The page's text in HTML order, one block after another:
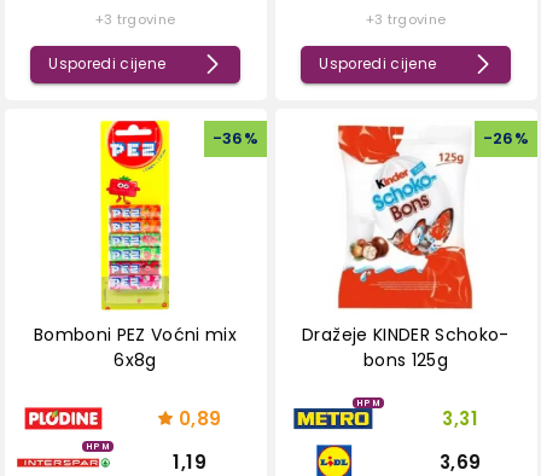
+3 trgovine
Usporedi cijene
+3 trgovine
Usporedi cijene
-36%
Bomboni PEZ Voćni mix
6x8g
0,89
HPM
1,19
-26%
Dražeje KINDER Schoko-
bons 125g
HPM
3,31
3,69